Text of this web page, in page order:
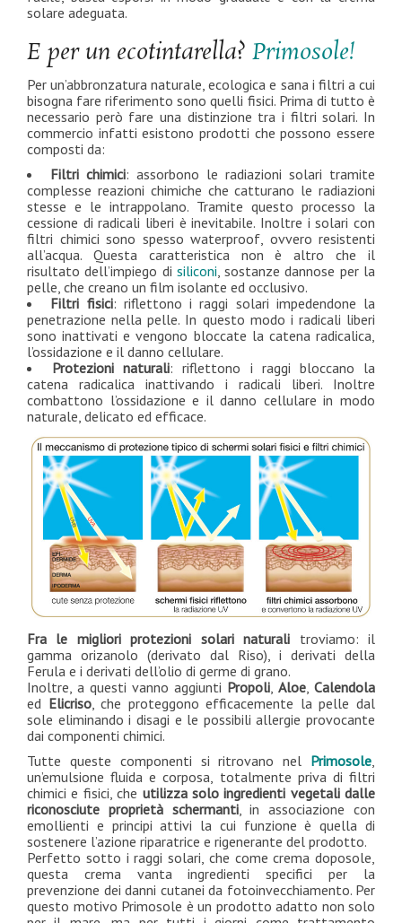
solare adeguata.
E per un ecotintarella? Primosole!
Per un’abbronzatura naturale, ecologica e sana i filtri a cui
bisogna fare riferimento sono quelli fisici. Prima di tutto è
necessario però fare una distinzione tra i filtri solari. In
commercio infatti esistono prodotti che possono essere
composti da:
Filtri chimici: assorbono le radiazioni solari tramite
complesse reazioni chimiche che catturano le radiazioni
stesse e le intrappolano. Tramite questo processo la
cessione di radicali liberi è inevitabile. Inoltre i solari con
filtri chimici sono spesso waterproof, ovvero resistenti
all’acqua. Questa caratteristica non è altro che il
risultato dell’impiego di siliconi, sostanze dannose per la
pelle, che creano un film isolante ed occlusivo.
Filtri fisici: riflettono i raggi solari impedendone la
penetrazione nella pelle. In questo modo i radicali liberi
sono inattivati e vengono bloccate la catena radicalica,
l’ossidazione e il danno cellulare.
Protezioni naturali: riflettono i raggi bloccano la
catena radicalica inattivando i radicali liberi. Inoltre
combattono l’ossidazione e il danno cellulare in modo
naturale, delicato ed efficace.
Fra le migliori protezioni solari naturali troviamo: il
gamma orizanolo (derivato dal Riso), i derivati della
Ferula e i derivati dell’olio di germe di grano.
Inoltre, a questi vanno aggiunti Propoli, Aloe, Calendola
ed Elicriso, che proteggono efficacemente la pelle dal
sole eliminando i disagi e le possibili allergie provocante
dai componenti chimici.
Tutte queste componenti si ritrovano nel Primosole,
un’emulsione fluida e corposa, totalmente priva di filtri
chimici e fisici, che utilizza solo ingredienti vegetali dalle
riconosciute proprietà schermanti, in associazione con
emollienti e principi attivi la cui funzione è quella di
sostenere l’azione riparatrice e rigenerante del prodotto.
Perfetto sotto i raggi solari, che come crema doposole,
questa crema vanta ingredienti specifici per la
prevenzione dei danni cutanei da fotoinvecchiamento. Per
questo motivo Primosole è un prodotto adatto non solo